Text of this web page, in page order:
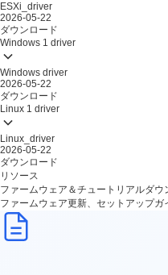
ESXi_driver
2026-05-22
ダウンロード
Windows 1 driver
Windows driver
2026-05-22
ダウンロード
Linux 1 driver
Linux_driver
2026-05-22
ダウンロード
リソース
ファームウェア＆チュートリアルダウ
ファームウェア更新、セットアップガ